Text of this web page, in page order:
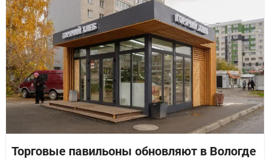
Торговые павильоны обновляют в Вологде